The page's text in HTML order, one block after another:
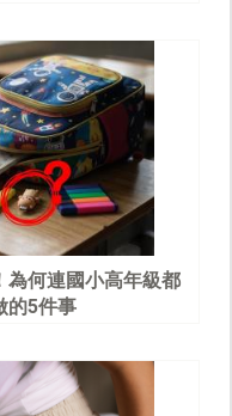
為何連國小高年級都
的5件事